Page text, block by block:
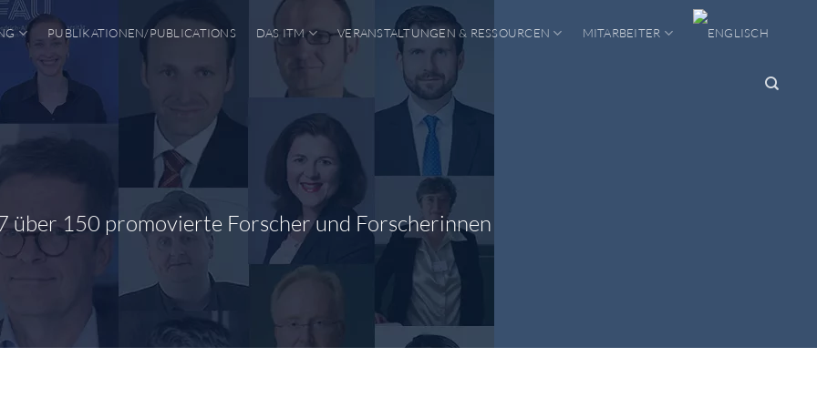
PUBLIKATIONEN/PUBLICATIONS DAS ITM VERANSTALTUNGEN & RESSOURCEN MITARBEITER
über 150 promovierte Forscher und Forscherinnen